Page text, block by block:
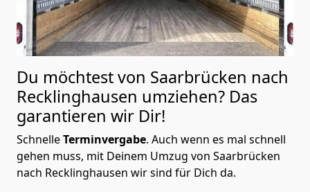
Du möchtest von Saarbrücken nach
Recklinghausen umziehen? Das
garantieren wir Dir!
SchnelleTerminvergabe. Auch wenn es mal schnell
gehen muss, mit Deinem Umzug von Saarbrücken
nach Recklinghausen wir sind für Dich da.